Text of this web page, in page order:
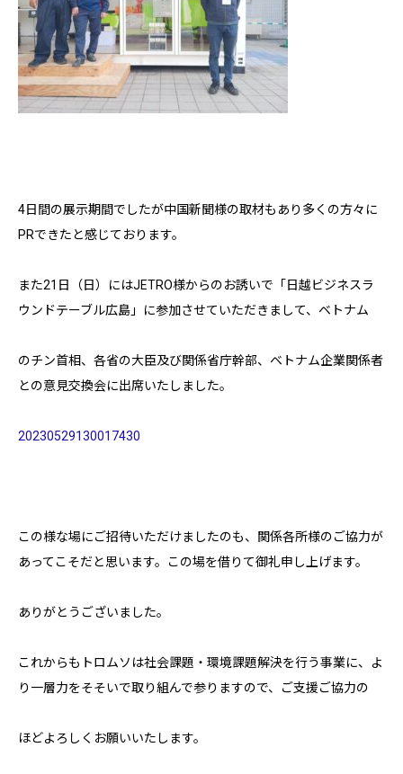
4日間の展示期間でしたが中国新聞様の取材もあり多くの方々に
PRできたと感じております。
また21日（日）にはJETRO様からのお誘いで「日越ビジネスラ
ウンドテーブル広島」に参加させていただきまして、ベトナム
のチン首相、各省の大臣及び関係省庁幹部、ベトナム企業関係者
との意見交換会に出席いたしました。
20230529130017430
この様な場にご招待いただけましたのも、関係各所様のご協力が
あってこそだと思います。この場を借りて御礼申し上げます。
ありがとうございました。
これからもトロムソは社会課題・環境課題解決を行う事業に、よ
り一層力をそそいで取り組んで参りますので、ご支援ご協力の
ほどよろしくお願いいたします。